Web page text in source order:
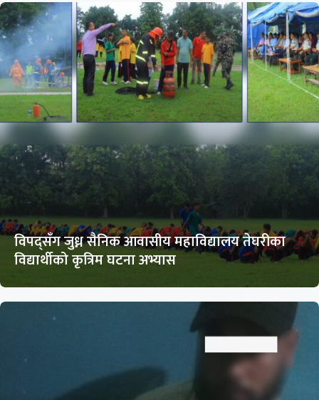
विपद्सँग जुध्न सैनिक आवासीय महाविद्यालय तेघरीका
विद्यार्थीको कृत्रिम घटना अभ्यास